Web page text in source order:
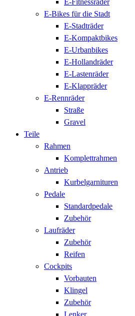
E-Bikes für die Stadt
E-Stadträder
E-Kompaktbikes
E-Urbanbikes
E-Hollandräder
E-Lastenräder
E-Klappräder
E-Rennräder
Straße
Gravel
Teile
Rahmen
Komplettrahmen
Antrieb
Kurbelgarnituren
Pedale
Standardpedale
Zubehör
Laufräder
Zubehör
Reifen
Cockpits
Vorbauten
Klingel
Zubehör
Lenker